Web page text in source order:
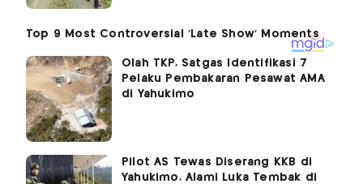
Olah TKP, Satgas Identifikasi 7
Pelaku Pembakaran Pesawat AMA
di Yahukimo
Pilot AS Tewas Diserang KKB di
Yahukimo, Alami Luka Tembak di